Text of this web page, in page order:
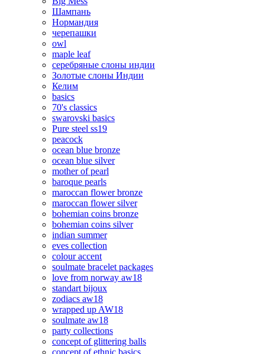
Шампань
Нормандия
черепашки
owl
maple leaf
серебряные слоны индии
Золотые слоны Индии
Келим
basics
70's classics
swarovski basics
Pure steel ss19
peacock
ocean blue bronze
ocean blue silver
mother of pearl
baroque pearls
maroccan flower bronze
maroccan flower silver
bohemian coins bronze
bohemian coins silver
indian summer
eves collection
colour accent
soulmate bracelet packages
love from norway aw18
standart bijoux
zodiacs aw18
wrapped up AW18
soulmate aw18
party collections
concept of glittering balls
concept of ethnic basics